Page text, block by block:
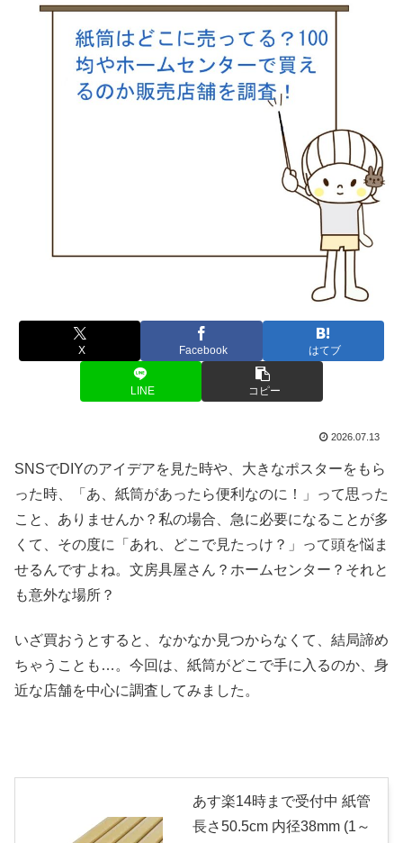
X Facebook はてブ
LINE コピー
2026.07.13
SNSでDIYのアイデアを見た時や、大きなポスターをもら
った時、「あ、紙筒があったら便利なのに！」って思った
こと、ありませんか？私の場合、急に必要になることが多
くて、その度に「あれ、どこで見たっけ？」って頭を悩ま
せるんですよね。文房具屋さん？ホームセンター？それと
も意外な場所？
いざ買おうとすると、なかなか見つからなくて、結局諦め
ちゃうことも…。今回は、紙筒がどこで手に入るのか、身
近な店舗を中心に調査してみました。
あす楽14時まで受付中 紙管
長さ50.5cm 内径38mm (1～